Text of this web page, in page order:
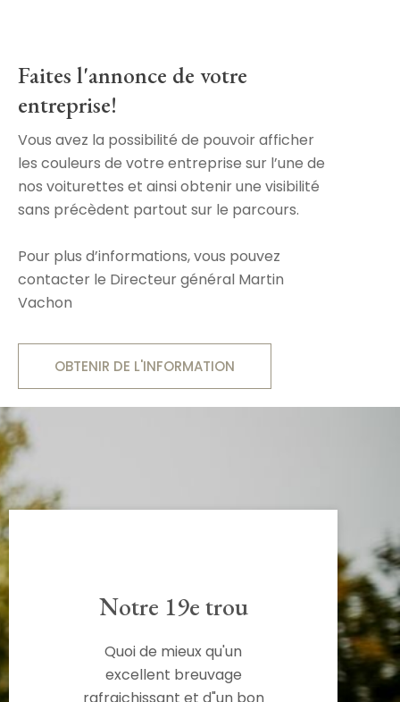
Faites l'annonce de votre
entreprise!
Vous avez la possibilité de pouvoir afficher
les couleurs de votre entreprise sur l’une de
nos voiturettes et ainsi obtenir une visibilité
sans précèdent partout sur le parcours.
Pour plus d’informations, vous pouvez
contacter le Directeur général Martin
Vachon
OBTENIR DE L'INFORMATION
Notre 19e trou
Quoi de mieux qu'un
excellent breuvage
rafraichissant et d"un bon